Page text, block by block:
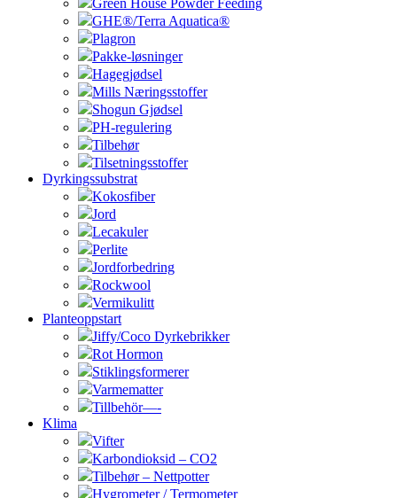
Green House Powder Feeding
GHE®/Terra Aquatica®
Plagron
Pakke-løsninger
Hagegjødsel
Mills Næringsstoffer
Shogun Gjødsel
PH-regulering
Tilbehør
Tilsetningsstoffer
Dyrkingssubstrat
Kokosfiber
Jord
Lecakuler
Perlite
Jordforbedring
Rockwool
Vermikulitt
Planteoppstart
Jiffy/Coco Dyrkebrikker
Rot Hormon
Stiklingsformerer
Varmematter
Tillbehör—-
Klima
Vifter
Karbondioksid – CO2
Tilbehør – Nettpotter
Hygrometer / Termometer